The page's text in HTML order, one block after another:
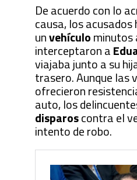
De acuerdo con lo
causa, los
unvehículominutos
interceptaron a
viajaba junto a su
trasero. Aunque las
ofrecieron
auto, los
disparoscontra el
intento de robo.